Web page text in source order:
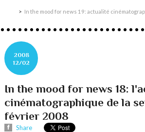
In the mood for news 19: actualité
2008
12/02
In the mood for news 18:
cinématographique de la
février 2008
Share